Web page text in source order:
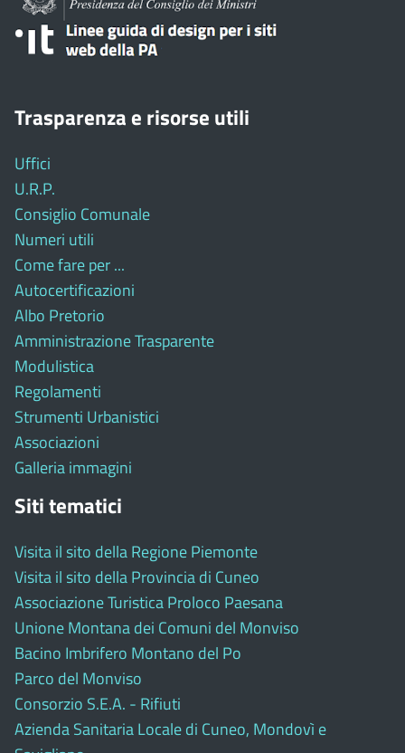
Trasparenza e risorse utili
Uffici
U.R.P.
Consiglio Comunale
Numeri utili
Come fare per ...
Autocertificazioni
Albo Pretorio
Amministrazione Trasparente
Modulistica
Regolamenti
Strumenti Urbanistici
Associazioni
Galleria immagini
Siti tematici
Visita il sito della Regione Piemonte
Visita il sito della Provincia di Cuneo
Associazione Turistica Proloco Paesana
Unione Montana dei Comuni del Monviso
Bacino Imbrifero Montano del Po
Parco del Monviso
Consorzio S.E.A. - Rifiuti
Azienda Sanitaria Locale di Cuneo, Mondovì e